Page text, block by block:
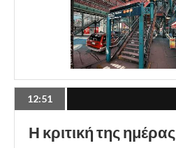
12:51
Η κριτική της ημέρας